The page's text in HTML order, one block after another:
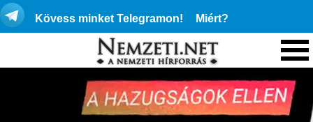
Kövess minket Telegramon! Miért?